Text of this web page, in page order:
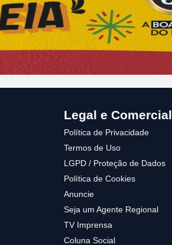
Legal e Comercial
Política de Privacidade
Termos de Uso
LGPD / Proteção de Dados
Política de Cookies
Anuncie
Seja um Agente Regional
TV Imprensa
Coluna Social